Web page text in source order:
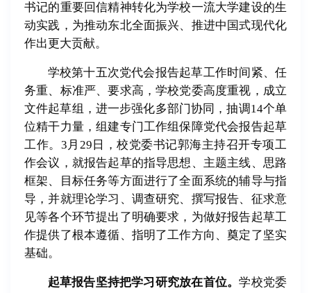
书记的重要回信精神转化为学校一流大学建设的生
动实践，为推动东北全面振兴、推进中国式现代化
作出更大贡献。
学校第十五次党代会报告起草工作时间紧、任
务重、标准严、要求高，学校党委高度重视，成立
文件起草组，进一步强化多部门协同，抽调14个单
位精干力量，组建专门工作组保障党代会报告起草
工作。3月29日，校党委书记郭海主持召开专项工
作会议，就报告起草的指导思想、主题主线、思路
框架、目标任务等方面进行了全面系统的辅导与指
导，并就理论学习、调查研究、撰写报告、征求意
见等各个环节提出了明确要求，为做好报告起草工
作提供了根本遵循、指明了工作方向、奠定了坚实
基础。
起草报告坚持把学习研究放在首位。学校党委